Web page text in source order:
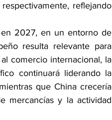
reflejando
2027, en un entorno de
resulta relevante para
comercio internacional, la
continuará liderando la
que China crecería
mercancías y la actividad